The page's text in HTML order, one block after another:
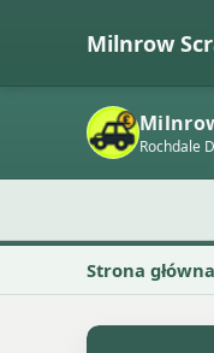
Milnrow
Rochdale
Strona główna